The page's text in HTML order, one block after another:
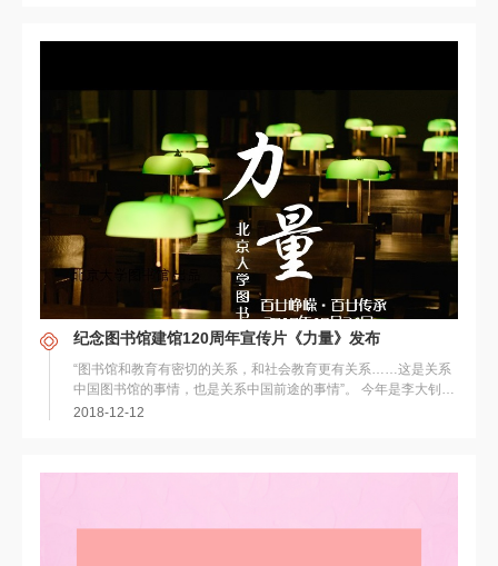
纪念图书馆建馆120周年宣传片《力量》发布
“图书馆和教育有密切的关系，和社会教育更有关系……这是关系
中国图书馆的事情，也是关系中国前途的事情”。 今年是李大钊先
生担任北京大学图书馆100周...
2018-12-12